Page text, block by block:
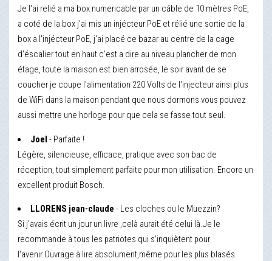
Je l'ai relié a ma box numericable par un câble de 10 mètres PoE,
a coté de la box j'ai mis un injécteur PoE et rélié une sortie de la
box a l'injécteur PoE, j'ai placé ce bazar au centre de la cage
d'éscalier tout en haut c'est a dire au niveau plancher de mon
étage, toute la maison est bien arrosée, le soir avant de se
coucher je coupe l'alimentation 220 Volts de l'injecteur ainsi plus
de WiFi dans la maison pendant que nous dormons vous pouvez
aussi mettre une horloge pour que cela se fasse tout seul.
Joel - Parfaite !
Légère, silencieuse, efficace, pratique avec son bac de
réception, tout simplement parfaite pour mon utilisation. Encore un
excellent produit Bosch.
LLORENS jean-claude - Les cloches ou le Muezzin?
Si j'avais écrit un jour un livre ,celà aurait été celui là.Je le
recommande à tous les patriotes qui s'inquiètent pour
l'avenir.Ouvrage à lire absolument,même pour les plus blasés.